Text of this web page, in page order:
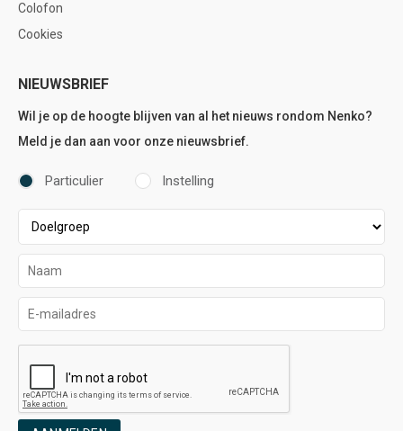
Colofon
Cookies
NIEUWSBRIEF
Wil je op de hoogte blijven van al het nieuws rondom Nenko?
Meld je dan aan voor onze nieuwsbrief.
Particulier Instelling